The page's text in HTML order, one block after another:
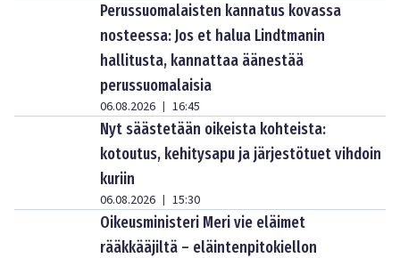
Perussuomalaisten kannatus kovassa
nosteessa: Jos et halua Lindtmanin
hallitusta, kannattaa äänestää
perussuomalaisia
06.08.2026 | 16:45
Nyt säästetään oikeista kohteista:
kotoutus, kehitysapu ja järjestötuet vihdoin
kuriin
06.08.2026 | 15:30
Oikeusministeri Meri vie eläimet
rääkkääjiltä – eläintenpitokiellon